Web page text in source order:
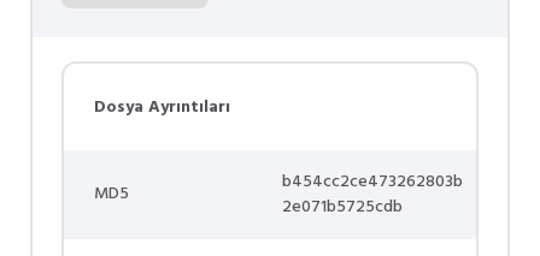
Dosya Ayrıntıları
MD5
b454cc2ce473262803b
2e071b5725cdb